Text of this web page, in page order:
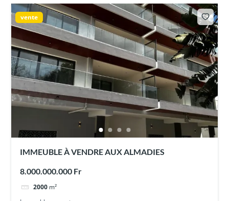
vente
IMMEUBLE À VENDRE AUX ALMADIES
8.000.000.000 Fr
2000 m²